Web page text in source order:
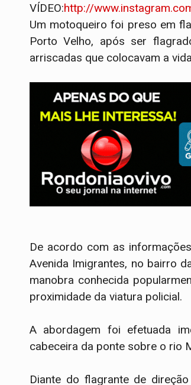
VÍDEO:http://
Um motoqueiro foi preso em
Porto Velho, após ser
arriscadas que colocavam a
​De acordo com as
Avenida Imigrantes, no bairro
manobra conhecida
proximidade da viatura policial.
​A abordagem foi efetuada
cabeceira da ponte sobre o rio
Diante do flagrante de